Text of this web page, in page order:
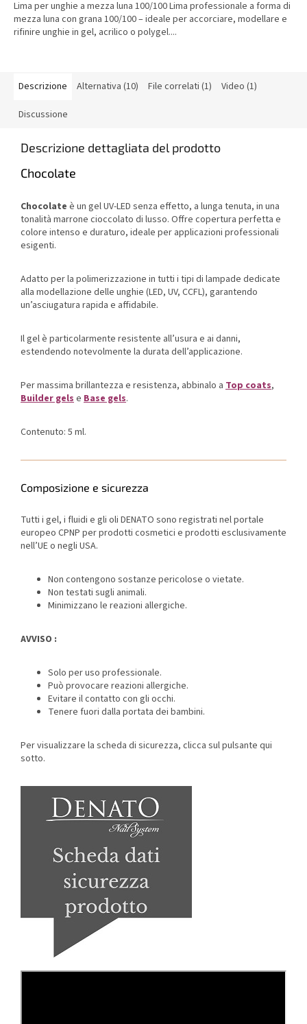
Lima per unghie a mezza luna 100/100 Lima professionale a forma di
mezza luna con grana 100/100 – ideale per accorciare, modellare e
rifinire unghie in gel, acrilico o polygel....
Descrizione Alternativa (10) File correlati (1) Video (1)
Discussione
Descrizione dettagliata del prodotto
Chocolate
Chocolate è un gel UV-LED senza effetto, a lunga tenuta, in una
tonalità marrone cioccolato di lusso. Offre copertura perfetta e
colore intenso e duraturo, ideale per applicazioni professionali
esigenti.
Adatto per la polimerizzazione in tutti i tipi di lampade dedicate
alla modellazione delle unghie (LED, UV, CCFL), garantendo
un’asciugatura rapida e affidabile.
Il gel è particolarmente resistente all’usura e ai danni,
estendendo notevolmente la durata dell’applicazione.
Per massima brillantezza e resistenza, abbinalo a Top coats,
Builder gelse Base gels.
Contenuto: 5 ml.
Composizione e sicurezza
Tutti i gel, i fluidi e gli oli DENATO sono registrati nel portale
europeo CPNP per prodotti cosmetici e prodotti esclusivamente
nell’UE o negli USA.
Non contengono sostanze pericolose o vietate.
Non testati sugli animali.
Minimizzano le reazioni allergiche.
AVVISO :
Solo per uso professionale.
Può provocare reazioni allergiche.
Evitare il contatto con gli occhi.
Tenere fuori dalla portata dei bambini.
Per visualizzare la scheda di sicurezza, clicca sul pulsante qui
sotto.